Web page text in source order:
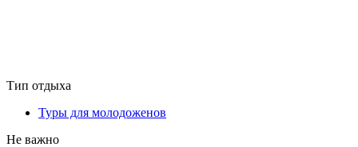
Тип отдыха
Туры для молодоженов
Не важно